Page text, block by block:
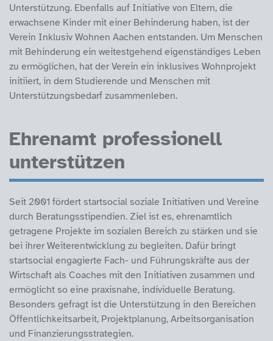
Unterstützung. Ebenfalls auf Initiative von Eltern, die
erwachsene Kinder mit einer Behinderung haben, ist der
Verein Inklusiv Wohnen Aachen entstanden. Um Menschen
mit Behinderung ein weitestgehend eigenständiges Leben
zu ermöglichen, hat der Verein ein inklusives Wohnprojekt
initiiert, in dem Studierende und Menschen mit
Unterstützungsbedarf zusammenleben.
Ehrenamt professionell
unterstützen
Seit 2001 fördert startsocial soziale Initiativen und Vereine
durch Beratungsstipendien. Ziel ist es, ehrenamtlich
getragene Projekte im sozialen Bereich zu stärken und sie
bei ihrer Weiterentwicklung zu begleiten. Dafür bringt
startsocial engagierte Fach- und Führungskräfte aus der
Wirtschaft als Coaches mit den Initiativen zusammen und
ermöglicht so eine praxisnahe, individuelle Beratung.
Besonders gefragt ist die Unterstützung in den Bereichen
Öffentlichkeitsarbeit, Projektplanung, Arbeitsorganisation
und Finanzierungsstrategien.